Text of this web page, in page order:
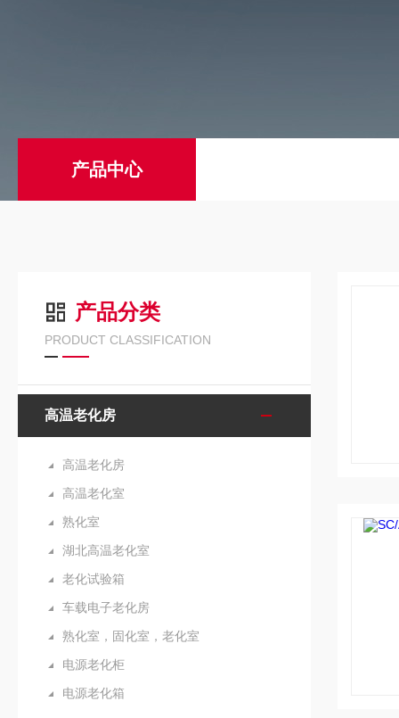
产品中心
产品分类
PRODUCT CLASSIFICATION
高温老化房
高温老化房
高温老化室
熟化室
湖北高温老化室
老化试验箱
车载电子老化房
熟化室，固化室，老化室
电源老化柜
电源老化箱